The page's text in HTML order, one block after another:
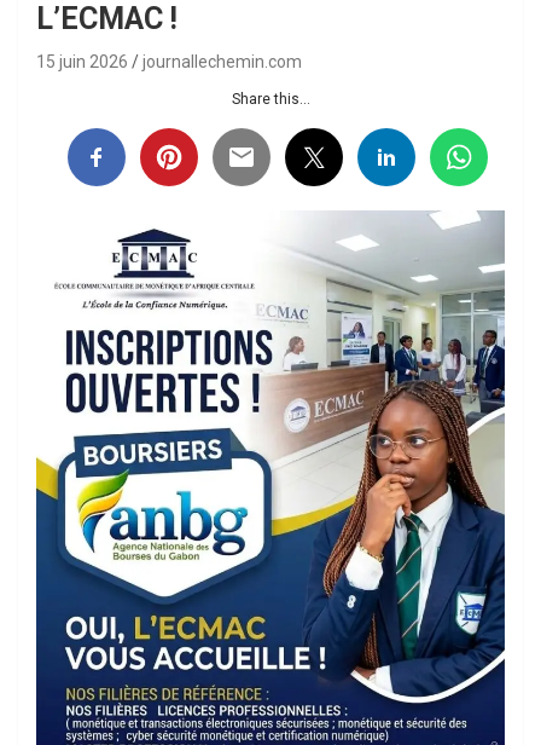
L’ECMAC !
15 juin 2026 journallechemin.com
Share this...